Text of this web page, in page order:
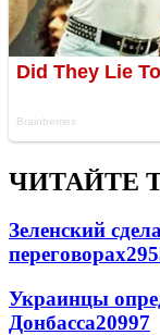
ЧИТАЙТЕ
Зеленский
переговорах
Украинцы
Донбасса20997